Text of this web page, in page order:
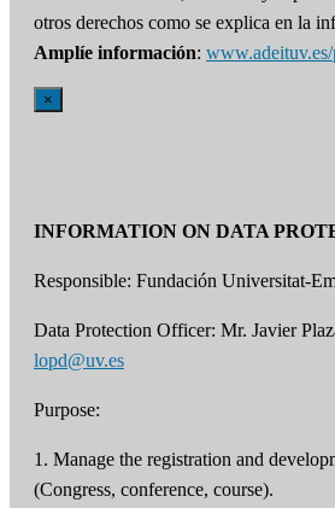
otros derechos como se explica en la
Amplíe información:
×
INFORMATION ON DATA
Responsible: Fundación Universitat-
Data Protection Officer: Mr. Javier
lopd@uv.es
Purpose:
1. Manage the registration and
(Congress, conference, course).